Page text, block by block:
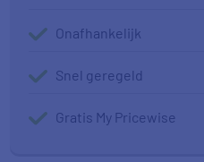
Onafhankelijk
Snel geregeld
Gratis My Pricewise